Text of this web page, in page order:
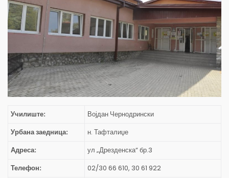
Училиште:
Војдан Чернодрински
Урбана заедница:
н. Тафталиџе
Адреса:
ул „Дрезденска“ бр.3
Телефон:
02/30 66 610, 30 61 922